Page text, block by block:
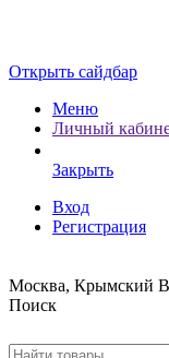
Открыть сайдбар
Меню
Личный
Закрыть
Вход
Регистрация
Москва, Крымский
Поиск